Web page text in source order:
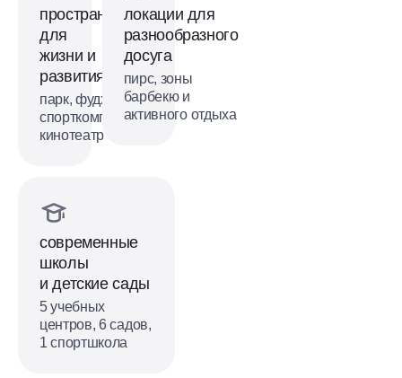
пространства
для
жизни и
развития
парк, фудхолл,
спорткомплекс,
кинотеатр
локации для
разнообразного
досуга
пирс, зоны
барбекю и
активного отдыха
современные
школы
и детские сады
5 учебных
центров, 6 садов,
1 спортшкола